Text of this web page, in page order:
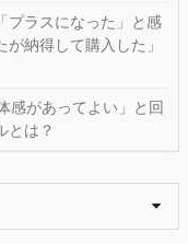
プラスになった」と感
納得して購入した」
感があってよい」と回
とは？